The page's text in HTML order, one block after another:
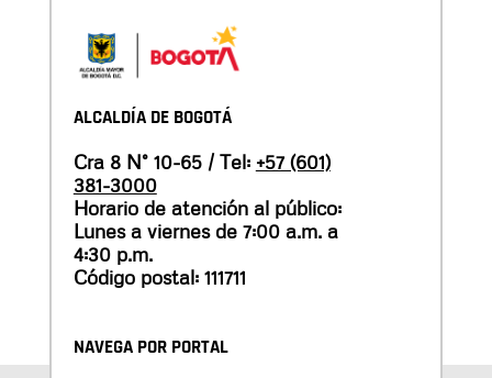
ALCALDÍA DE BOGOTÁ
Cra 8 N° 10-65 / Tel: +57 (601)
381-3000
Horario de atención al público:
Lunes a viernes de 7:00 a.m. a
4:30 p.m.
Código postal: 111711
NAVEGA POR PORTAL